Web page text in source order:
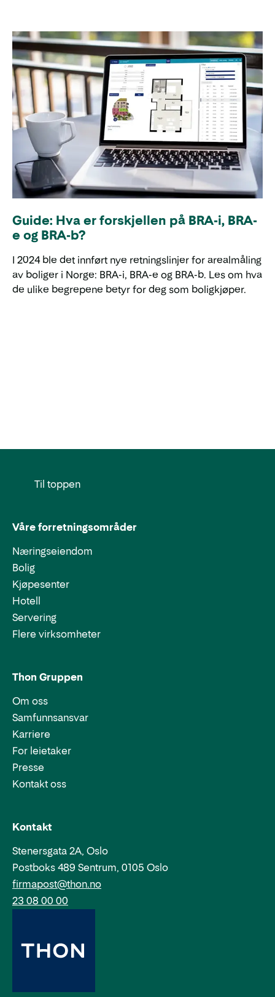
Guide: Hva er forskjellen på BRA-i, BRA-
e og BRA-b?
I 2024 ble det innført nye retningslinjer for arealmåling
av boliger i Norge: BRA-i, BRA-e og BRA-b. Les om hva
de ulike begrepene betyr for deg som boligkjøper.
Til toppen
Våre forretningsområder
Næringseiendom
Bolig
Kjøpesenter
Hotell
Servering
Flere virksomheter
Thon Gruppen
Om oss
Samfunnsansvar
Karriere
For leietaker
Presse
Kontakt oss
Kontakt
Stenersgata 2A, Oslo
Postboks 489 Sentrum, 0105 Oslo
Epost:
firmapost@thon.no
Telefon:
23 08 00 00